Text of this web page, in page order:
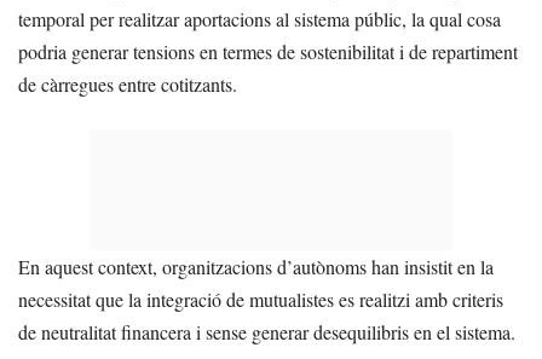
temporal per realitzar aportacions al sistema públic, la qual cosa
podria generar tensions en termes de sostenibilitat i de repartiment
de càrregues entre cotitzants.
En aquest context, organitzacions d’autònoms han insistit en la
necessitat que la integració de mutualistes es realitzi amb criteris
de neutralitat financera i sense generar desequilibris en el sistema.